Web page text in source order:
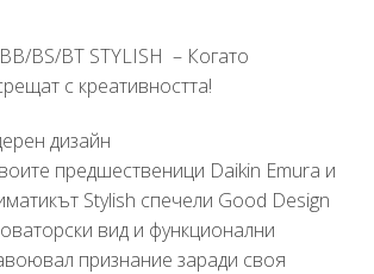
BS/BT STYLISH – Когато
с креативността!
дизайн
предшественици Daikin Emura и
Stylish спечели Good Design
вид и функционални
признание заради своя